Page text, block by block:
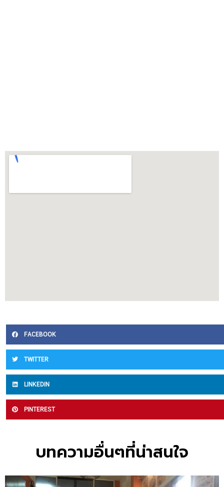
FACEBOOK
TWITTER
LINKEDIN
PINTEREST
บทความอื่นๆที่น่าสนใจ